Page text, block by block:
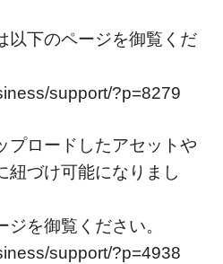
以下のページを御覧くだ
support/?p=8279
プロードしたアセットや
紐づけ可能になりまし
を御覧ください。
support/?p=4938